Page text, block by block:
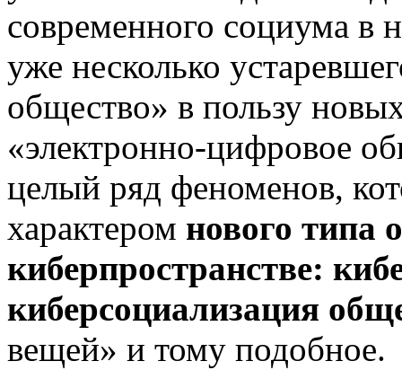
современного социума в
уже несколько
общество» в пользу
«электронно-цифровое
целый ряд феноменов,
характером нового типа
киберпространстве:
киберсоциализация
вещей» и тому подобное.